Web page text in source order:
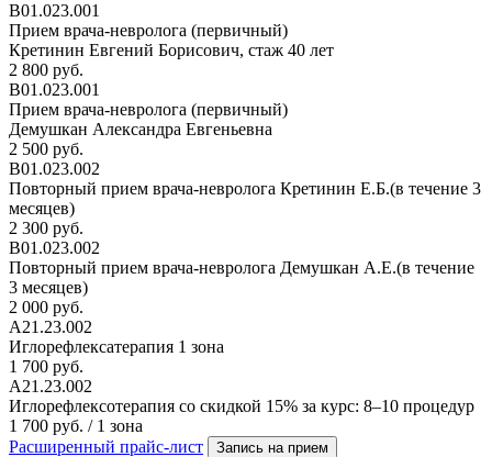
В01.023.001
Прием врача-невролога (первичный)
Кретинин Евгений Борисович, стаж 40 лет
2 800 руб.
В01.023.001
Прием врача-невролога (первичный)
Демушкан Александра Евгеньевна
2 500 руб.
В01.023.002
Повторный прием врача-невролога Кретинин Е.Б.(в течение 3
месяцев)
2 300 руб.
В01.023.002
Повторный прием врача-невролога Демушкан А.Е.(в течение
3 месяцев)
2 000 руб.
А21.23.002
Иглорефлексатерапия 1 зона
1 700 руб.
А21.23.002
Иглорефлексотерапия со скидкой 15% за курс: 8–10 процедур
1 700 руб. / 1 зона
Расширенный прайс-лист
Запись на прием